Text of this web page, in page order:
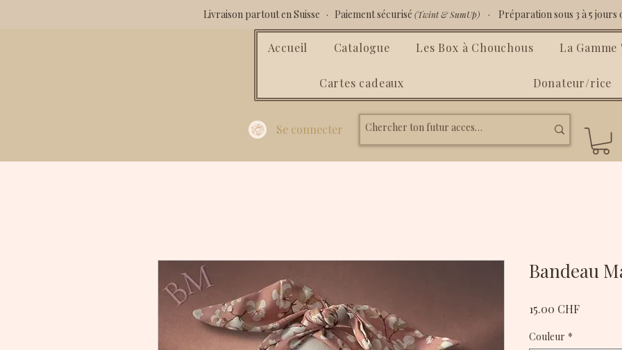
Livraison partout en Suisse · Paiement sécurisé (Twint & SumUp) · Préparation sous 3 à 5 jours
Accueil Catalogue Les Box à Chouchous La Gamme
Cartes cadeaux Donateur/rice
Se connecter
Bandeau
15.00 CHFPrix
Couleur *